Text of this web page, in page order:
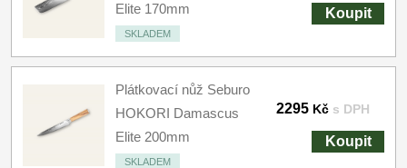
Elite 170mm
SKLADEM
Koupit
Plátkovací nůž Seburo
HOKORI Damascus
Elite 200mm
SKLADEM
2295 Kč s DPH
Koupit